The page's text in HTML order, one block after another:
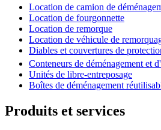
Location de camion de
Location de fourgonnette
Location de remorque
Location de véhicule de
Diables et couvertures de
Conteneurs de déménagement et
Unités de libre-entreposage
Boîtes de déménagement
Produits et services